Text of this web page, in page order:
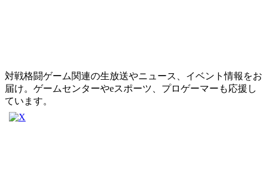
対戦格闘ゲーム関連の生放送やニュース、イベント情報をお
届け。ゲームセンターやeスポーツ、プロゲーマーも応援し
ています。